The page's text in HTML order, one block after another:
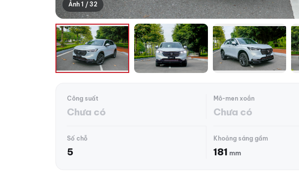
Ảnh 1 / 32
Công suất
Chưa có
Mô-men xoắn
Chưa có
Số chỗ
5
Khoảng sáng gầm
181 mm